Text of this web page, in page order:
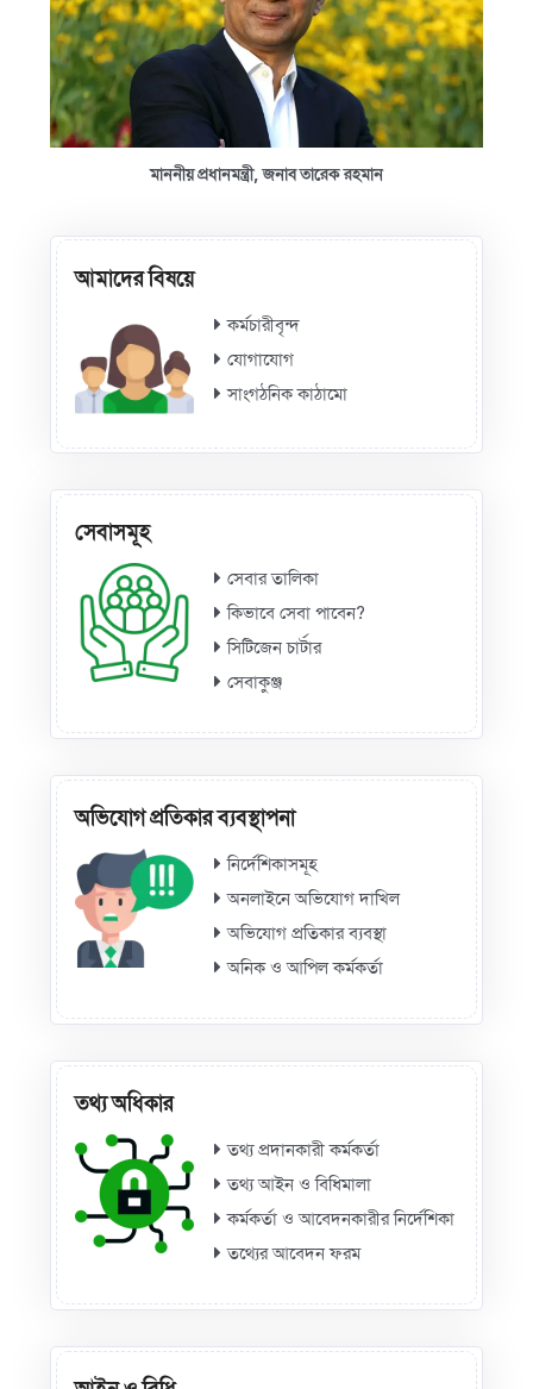
মাননীয় প্রধানমন্ত্রী, জনাব তারেক রহমান
আমাদের বিষয়ে
কর্মচারীবৃন্দ
যোগাযোগ
সাংগঠনিক কাঠামো
সেবাসমূহ
সেবার তালিকা
কিভাবে সেবা পাবেন?
সিটিজেন চার্টার
সেবাকুঞ্জ
অভিযোগ প্রতিকার ব্যবস্থাপনা
নির্দেশিকাসমূহ
অনলাইনে অভিযোগ দাখিল
অভিযোগ প্রতিকার ব্যবস্থা
অনিক ও আপিল কর্মকর্তা
তথ্য অধিকার
তথ্য প্রদানকারী কর্মকর্তা
তথ্য আইন ও বিধিমালা
কর্মকর্তা ও আবেদনকারীর নির্দেশিকা
তথ্যের আবেদন ফরম